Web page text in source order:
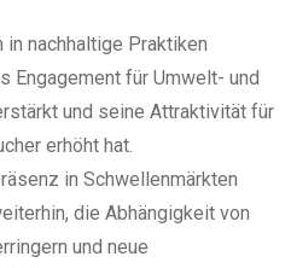
in nachhaltige Praktiken
Engagement für Umwelt- und
und seine Attraktivität für
erhöht hat.
in Schwellenmärkten
die Abhängigkeit von
und neue